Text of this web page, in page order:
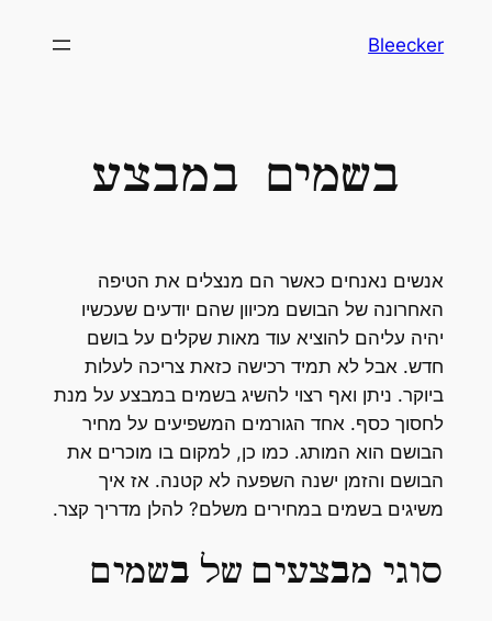
לתוכןBleecker
בשמים במבצע
אנשים נאנחים כאשר הם מנצלים את הטיפה
האחרונה של הבושם מכיוון שהם יודעים שעכשיו
יהיה עליהם להוציא עוד מאות שקלים על בושם
חדש. אבל לא תמיד רכישה כזאת צריכה לעלות
ביוקר. ניתן ואף רצוי להשיג בשמים במבצע על מנת
לחסוך כסף. אחד הגורמים המשפיעים על מחיר
הבושם הוא המותג. כמו כן, למקום בו מוכרים את
הבושם והזמן ישנה השפעה לא קטנה. אז איך
משיגים בשמים במחירים משלם? להלן מדריך קצר.
סוגי מבצעים של בשמים